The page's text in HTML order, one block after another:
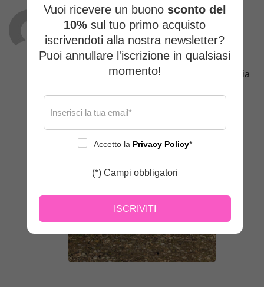
Cinzia Scarpini Colombo
(proprietario verificato) – 08/01/2026
Una meraviglia! La forma perfetta per la mia
non stringe. Ultimo ma non ultimo è
Vuoi ricevere un buono sconto del
10% sul tuo primo acquisto
iscrivendoti alla nostra newsletter?
Puoi annullare l'iscrizione in qualsiasi
momento!
Accetto la Privacy Policy*
(*) Campi obbligatori
ISCRIVITI